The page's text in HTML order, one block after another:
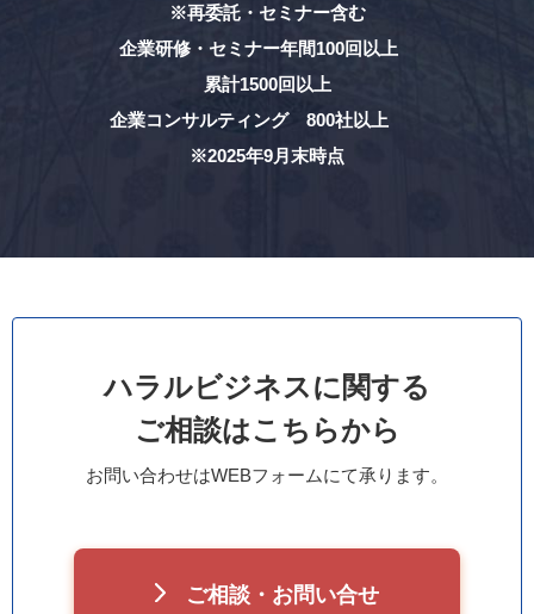
※再委託・セミナー含む
企業研修・セミナー年間100回以上
累計1500回以上
企業コンサルティング 800社以上
※2025年9月末時点
ハラルビジネスに関する
ご相談はこちらから
お問い合わせはWEBフォームにて承ります。
ご相談・お問い合せ